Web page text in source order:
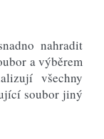
nahradit
a výběrem
všechny
soubor jiný